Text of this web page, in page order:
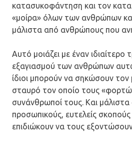
κατασυκοφάντηση και τον
«μοίρα» όλων των ανθρώπων
μάλιστα από ανθρώπους που
Αυτό μοιάζει με έναν ιδιαίτερο
εξαγιασμού των ανθρώπων
ίδιοι μπορούν να σηκώσουν
σταυρό τον οποίο τους
συνάνθρωποί τους. Και μάλιστα
προσωπικούς, ευτελείς
επιδιώκουν να τους